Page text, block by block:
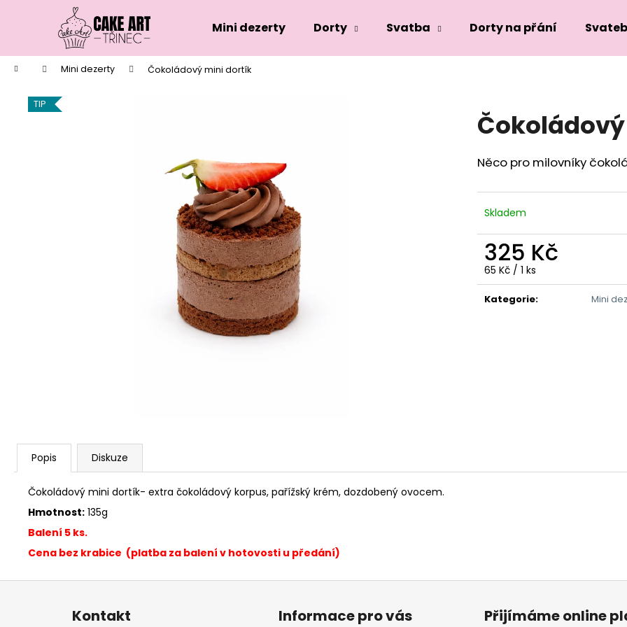
Mini dezerty Dorty Svatba Dorty na přání
Domů Mini dezerty Čokoládový mini dortík
Něco pro milovníky
Skladem
325 Kč
Měrná
cena:
65 Kč / 1 ks
Kategorie: Mini
TIP
Popis Diskuze
Čokoládový mini dortík- extra čokoládový korpus, pařížský krém, dozdobený ovocem.
Hmotnost: 135g
Balení 5 ks.
Cena bez krabice (platba za balení v hotovosti u předání)
í
Zpět
do
obchodu
Zpět
do
obchodu
HLEDAT
TARTALETKA OVOCNÁ
Z
Kontakt Informace pro vás Přijímáme online